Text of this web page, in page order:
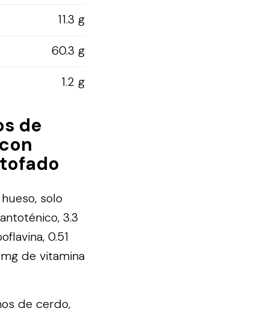
11.3 g
60.3 g
1.2 g
de
solo
3.3
0.51
de vitamina
de cerdo,